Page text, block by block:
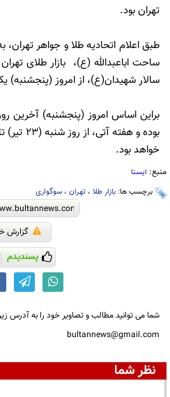
تهران بود.
طبق اعلام اتحادیه طلا و جواهر
ساحت اباعبدالله (ع)، بازار طلای
سالار شهیدان(ع)، از امروز
براین اساس امروز (پنجشنبه) آخرین
خواهد بود.
منبع: ایسنا
برچسب ها: بازار طلا ، تهران ، سوگواری
گزارش
پسندیدم
شما می توانید مطالب و تصاویر خود را به آدرس
bultannews@gmail.com
نظر شما